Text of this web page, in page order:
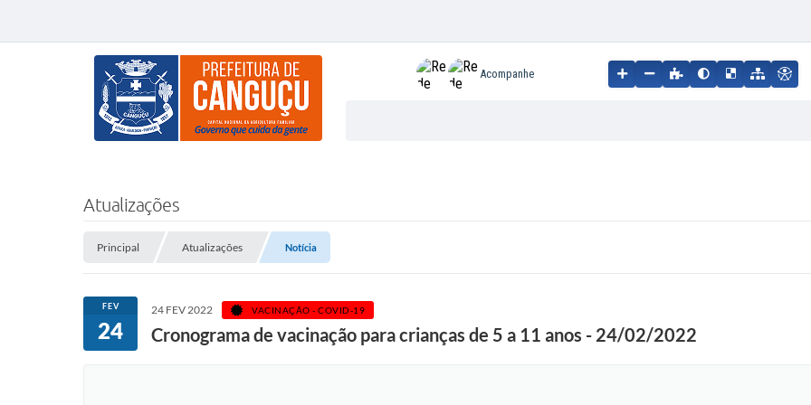
Acompanhe
Atualizações
Principal Atualizações Notícia
FEV
24
24 FEV 2022 VACINAÇÃO - COVID-19
Cronograma de vacinação para crianças de 5 a 11 anos - 24/02/2022